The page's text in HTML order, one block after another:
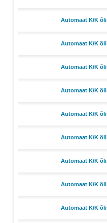
Automaat K/K õli
Automaat K/K õli
Automaat K/K õli
Automaat K/K õli
Automaat K/K õli
Automaat K/K õli
Automaat K/K õli
Automaat K/K õli
Automaat K/K õli